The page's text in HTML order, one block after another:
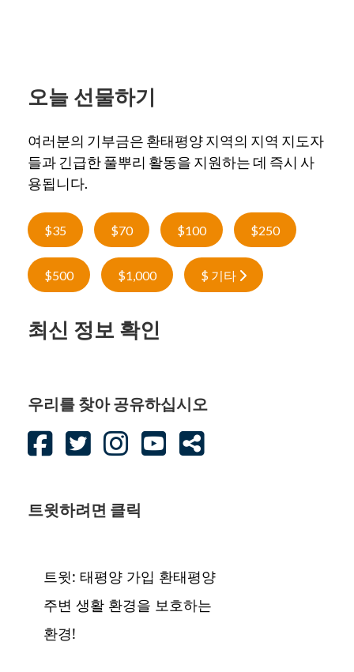
오늘 선물하기
여러분의 기부금은 환태평양 지역의 지역 지도자
들과 긴급한 풀뿌리 활동을 지원하는 데 즉시 사
용됩니다.
$35 $70 $100 $250
$500 $1,000 $ 기타
최신 정보 확인
우리를 찾아 공유하십시오
트윗하려면 클릭
트윗: 태평양 가입 환태평양
주변 생활 환경을 보호하는
환경!